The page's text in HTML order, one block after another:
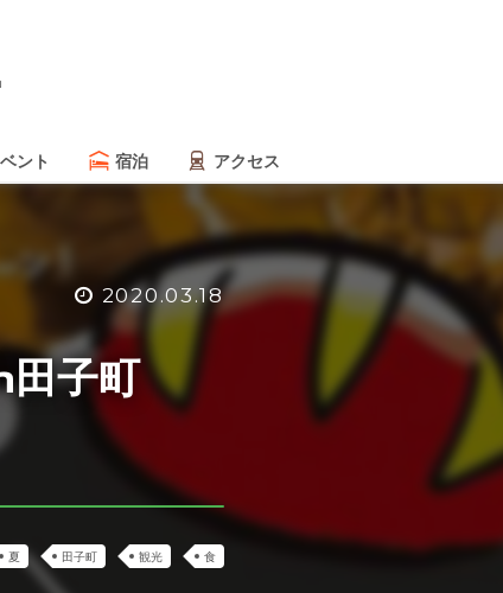
ント 宿泊 アクセス
2020.03.18
in田子町
夏 田子町 観光 食